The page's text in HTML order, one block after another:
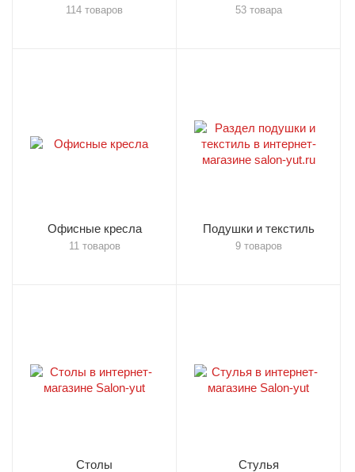
114 товаров 53 товара
Офисные кресла
11 товаров
Подушки и текстиль
9 товаров
Столы Стулья